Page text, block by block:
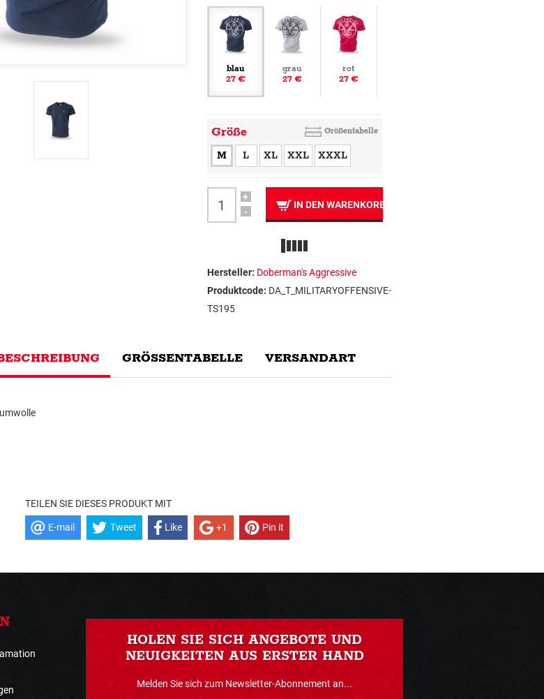
blau
27 €
grau
27 €
rot
27 €
Größe Größentabelle
M L XL XXL XXXL
+
-
IN DEN WARENKORB
Hersteller: Doberman's Aggressive
Produktcode: DA_T_MILITARYOFFENSIVE-
TS195
GRÖSSENTABELLE VERSANDART
TEILEN SIE DIESES PRODUKT MIT
E-mail Tweet Like +1 Pin it
HOLEN SIE SICH ANGEBOTE UND
NEUIGKEITEN AUS ERSTER HAND
Melden Sie sich zum Newsletter-Abonnement an...